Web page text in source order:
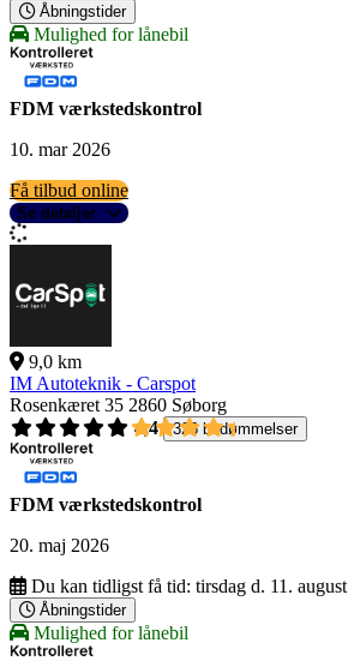
Åbningstider
Mulighed for lånebil
FDM værkstedskontrol
10. mar 2026
Få tilbud online
Se detaljer
9,0 km
IM Autoteknik - Carspot
Rosenkæret 35 2860 Søborg
4,4
326 bedømmelser
FDM værkstedskontrol
20. maj 2026
Du kan tidligst få tid: tirsdag d. 11. august
Åbningstider
Mulighed for lånebil